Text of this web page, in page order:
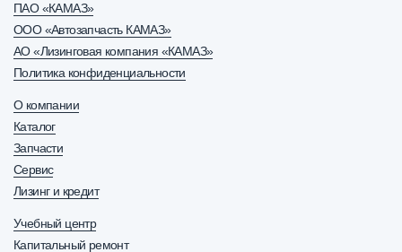
ПАО «КАМАЗ»
ООО «Автозапчасть КАМАЗ»
АО «Лизинговая компания «КАМАЗ»
Политика конфиденциальности
О компании
Каталог
Запчасти
Сервис
Лизинг и кредит
Учебный центр
Капитальный ремонт